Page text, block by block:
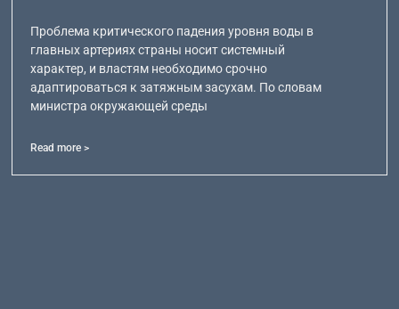
Проблема критического падения уровня воды в
главных артериях страны носит системный
характер, и властям необходимо срочно
адаптироваться к затяжным засухам. По словам
министра окружающей среды
Read more >